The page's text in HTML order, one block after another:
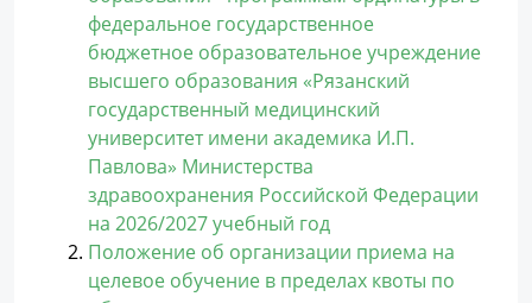
федеральное государственное
бюджетное образовательное учреждение
высшего образования «Рязанский
государственный медицинский
университет имени академика И.П.
Павлова» Министерства
здравоохранения Российской Федерации
на 2026/2027 учебный год
Положение об организации приема на
целевое обучение в пределах квоты по